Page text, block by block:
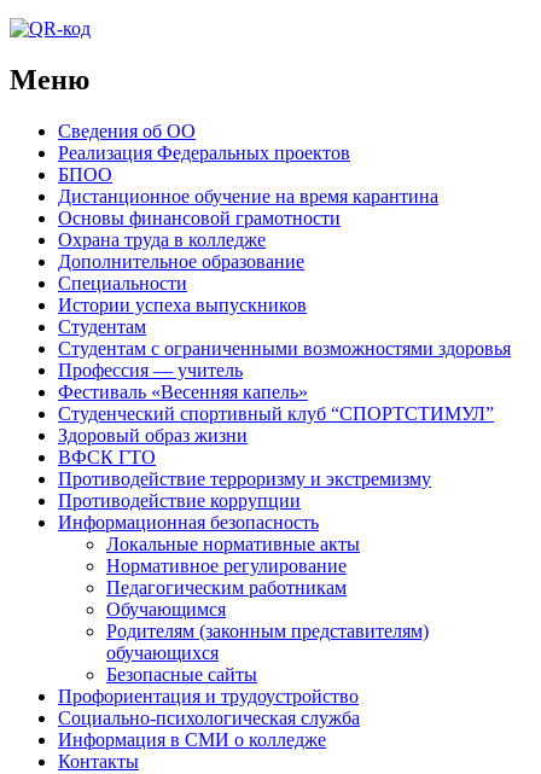
Меню
Сведения об ОО
Реализация Федеральных проектов
БПОО
Дистанционное обучение на время карантина
Основы финансовой грамотности
Охрана труда в колледже
Дополнительное образование
Специальности
Истории успеха выпускников
Студентам
Студентам с ограниченными возможностями здоровья
Профессия — учитель
Фестиваль «Весенняя капель»
Студенческий спортивный клуб “СПОРТСТИМУЛ”
Здоровый образ жизни
ВФСК ГТО
Противодействие терроризму и экстремизму
Противодействие коррупции
Информационная безопасность
Локальные нормативные акты
Нормативное регулирование
Педагогическим работникам
Обучающимся
Родителям (законным представителям)
обучающихся
Безопасные сайты
Профориентация и трудоустройство
Социально-психологическая служба
Информация в СМИ о колледже
Контакты